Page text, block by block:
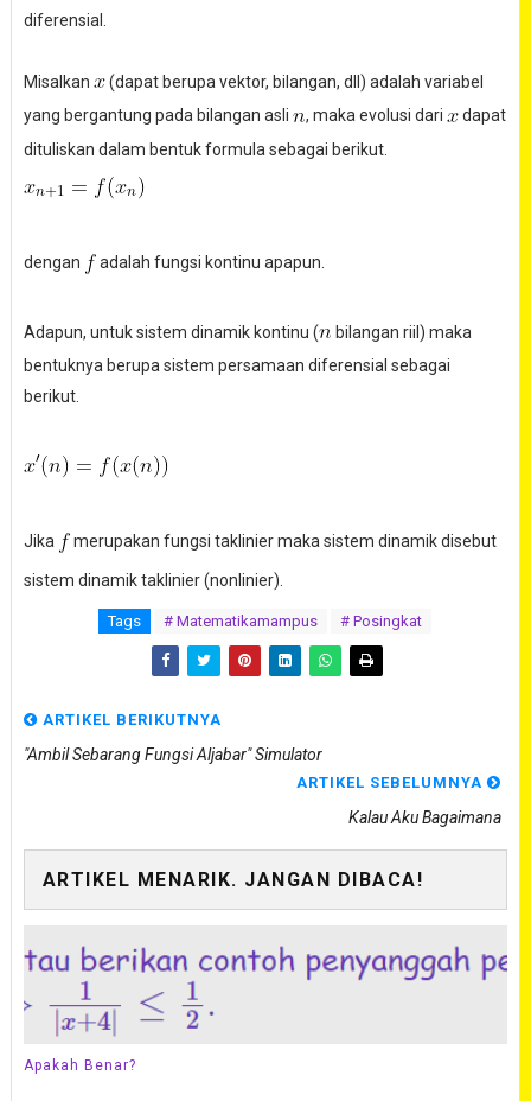
diferensial.
Misalkan
(dapat berupa vektor, bilangan, dll) adalah variabel
yang bergantung pada bilangan asli
, maka evolusi dari
dapat
dituliskan dalam bentuk formula sebagai berikut.
dengan adalah fungsi kontinu apapun.
Adapun, untuk sistem dinamik kontinu (
bilangan riil) maka
bentuknya berupa sistem persamaan diferensial sebagai
berikut.
Jika merupakan fungsi taklinier maka sistem dinamik disebut
sistem dinamik taklinier (nonlinier).
Tags # Matematikamampus # Posingkat
ARTIKEL BERIKUTNYA
"Ambil Sebarang Fungsi Aljabar" Simulator
ARTIKEL SEBELUMNYA
Kalau Aku Bagaimana
ARTIKEL MENARIK. JANGAN DIBACA!
Apakah Benar?